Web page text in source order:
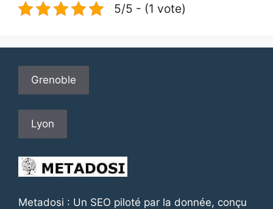
5/5 - (1 vote)
Grenoble
Lyon
Metadosi : Un SEO piloté par la donnée, conçu